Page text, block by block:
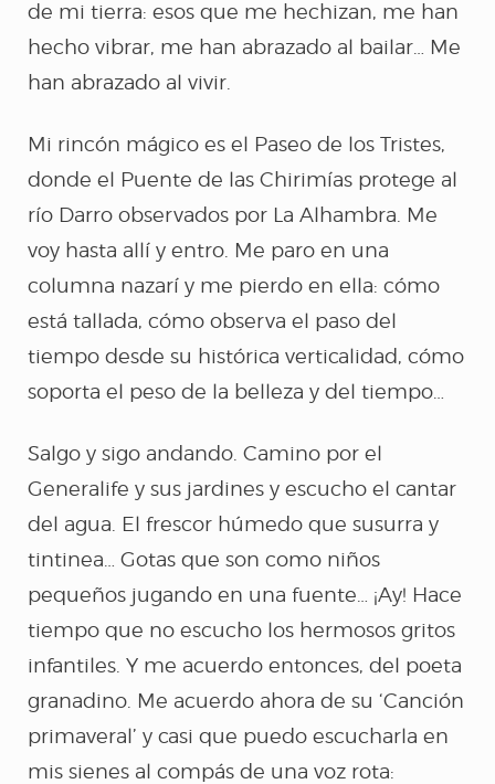
CARNE Y HUESO
YERBAGÜENA
APARIENCIAS
PERSUASIÓN Y
DEVOCIÓN
¡AY!
FEDERICO SEGÚN
LORCA
CUANDO YO ERA
LLUVIA
SANTO Y SEÑA
de mi tierra: esos que me hechizan, me han
hecho vibrar, me han abrazado al bailar… Me
han abrazado al vivir.
Mi rincón mágico es el Paseo de los Tristes,
donde el Puente de las Chirimías protege al
río Darro observados por La Alhambra. Me
voy hasta allí y entro. Me paro en una
columna nazarí y me pierdo en ella: cómo
está tallada, cómo observa el paso del
tiempo desde su histórica verticalidad, cómo
soporta el peso de la belleza y del tiempo…
Salgo y sigo andando. Camino por el
Generalife y sus jardines y escucho el cantar
del agua. El frescor húmedo que susurra y
tintinea… Gotas que son como niños
pequeños jugando en una fuente… ¡Ay! Hace
tiempo que no escucho los hermosos gritos
infantiles. Y me acuerdo entonces, del poeta
granadino. Me acuerdo ahora de su ‘Canción
primaveral’ y casi que puedo escucharla en
mis sienes al compás de una voz rota: